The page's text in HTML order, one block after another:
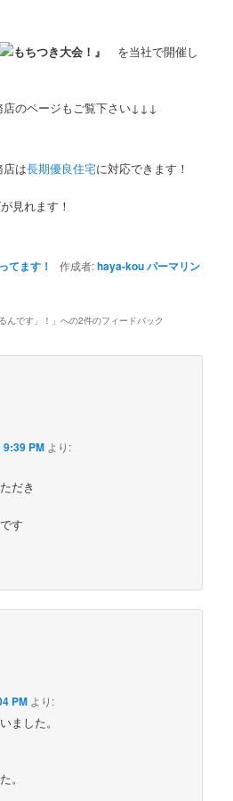
もちつき大会！』
を当社で開催し
のページもご覧下さい↓↓↓
店は長期優良住宅に対応できます！
見れます！
てます！ 作成者:haya-kouパーマリン
んです」！ 」への2件のフィードバック
9:39 PM より:
だき
す
PM より:
ました。
。